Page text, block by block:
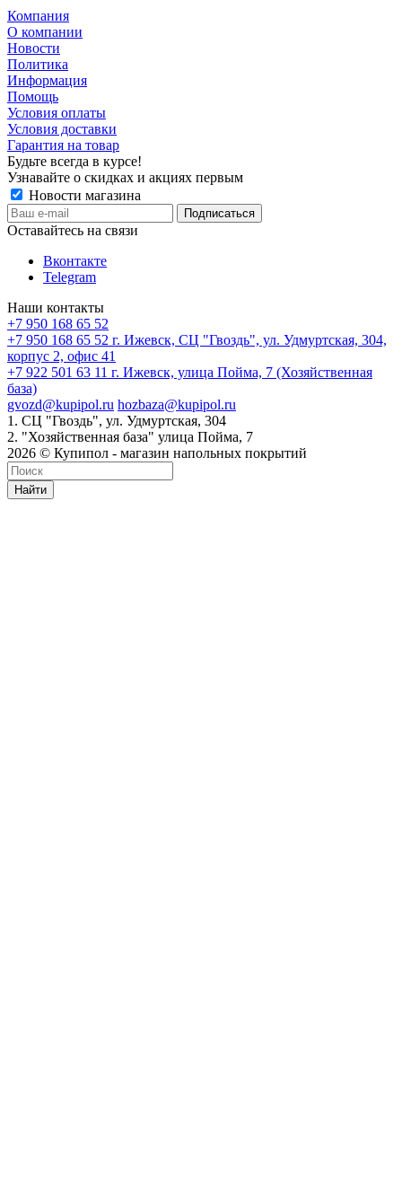
Компания
О компании
Новости
Политика
Информация
Помощь
Условия оплаты
Условия доставки
Гарантия на товар
Будьте всегда в курсе!
Узнавайте о скидках и акциях первым
Новости магазина
Оставайтесь на связи
Вконтакте
Telegram
Наши контакты
+7 950 168 65 52
+7 950 168 65 52 г. Ижевск, СЦ "Гвоздь", ул. Удмуртская, 304,
корпус 2, офис 41
+7 922 501 63 11 г. Ижевск, улица Пойма, 7 (Хозяйственная
база)
gvozd@kupipol.ru hozbaza@kupipol.ru
1. СЦ "Гвоздь", ул. Удмуртская, 304
2. "Хозяйственная база" улица Пойма, 7
2026 © Купипол - магазин напольных покрытий
Найти